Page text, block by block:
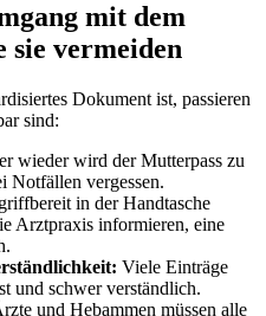
mit dem
sie vermeiden
Dokument ist, passieren
sind:
wieder wird der Mutterpass zu
Notfällen vergessen.
in der Handtasche
Arztpraxis informieren, eine
Viele Einträge
und schwer verständlich.
und Hebammen müssen alle